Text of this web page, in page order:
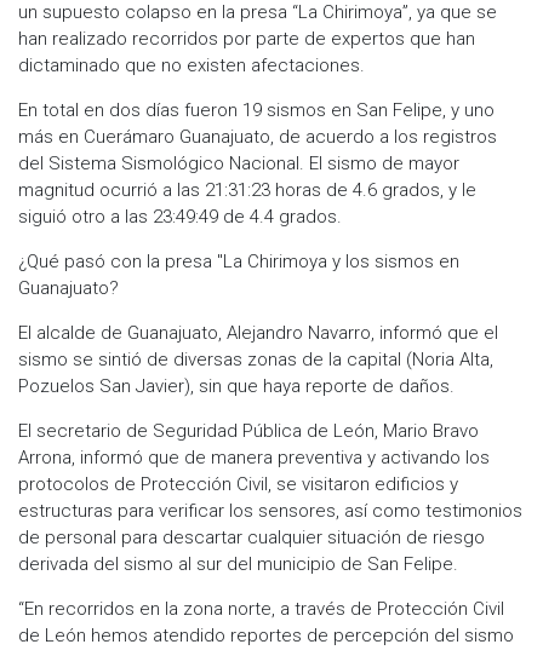
un supuesto colapso en la presa “La Chirimoya”, ya que se
han realizado recorridos por parte de expertos que han
dictaminado que no existen afectaciones.
En total en dos días fueron 19 sismos en San Felipe, y uno
más en Cuerámaro Guanajuato, de acuerdo a los registros
del Sistema Sismológico Nacional. El sismo de mayor
magnitud ocurrió a las 21:31:23 horas de 4.6 grados, y le
siguió otro a las 23:49:49 de 4.4 grados.
¿Qué pasó con la presa "La Chirimoya y los sismos en
Guanajuato?
El alcalde de Guanajuato, Alejandro Navarro, informó que el
sismo se sintió de diversas zonas de la capital (Noria Alta,
Pozuelos San Javier), sin que haya reporte de daños.
El secretario de Seguridad Pública de León, Mario Bravo
Arrona, informó que de manera preventiva y activando los
protocolos de Protección Civil, se visitaron edificios y
estructuras para verificar los sensores, así como testimonios
de personal para descartar cualquier situación de riesgo
derivada del sismo al sur del municipio de San Felipe.
“En recorridos en la zona norte, a través de Protección Civil
de León hemos atendido reportes de percepción del sismo